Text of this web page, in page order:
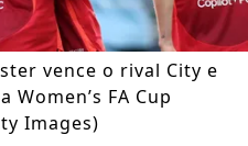
vence o rival City e
FA Cup
Images)